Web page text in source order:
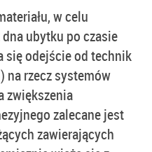
w celu
ubytku po czasie
się odejście od technik
na rzecz systemów
zwiększenia
zalecane jest
zawierających